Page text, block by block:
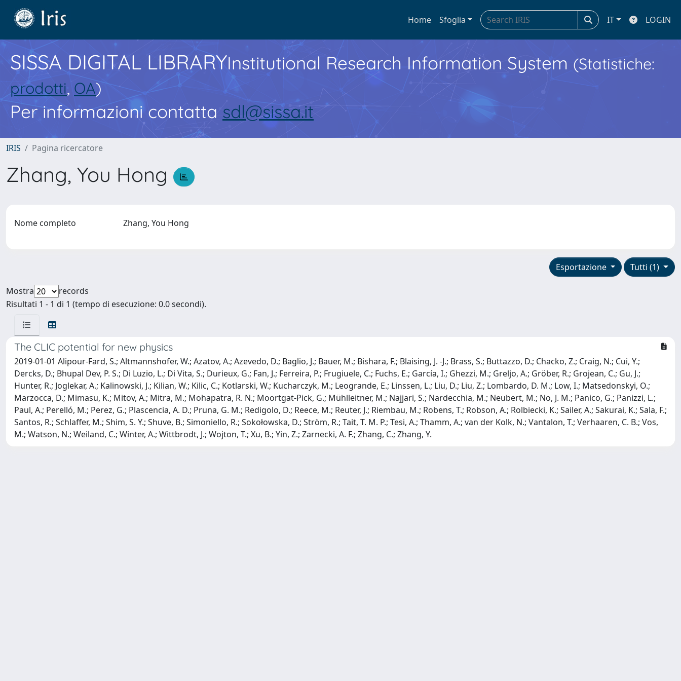
Home Sfoglia IT LOGIN
SISSA DIGITAL LIBRARYInstitutional Research Information System (Statistiche:
prodotti, OA)
Per informazioni contatta sdl@sissa.it
IRIS Pagina ricercatore
Zhang, You Hong
Nome completo Zhang, You Hong
Tutti (1)
Esportazione
Mostra
records
Risultati 1 - 1 di 1 (tempo di esecuzione: 0.0 secondi).
The CLIC potential for new physics
2019-01-01 Alipour-Fard, S.; Altmannshofer, W.; Azatov, A.; Azevedo, D.; Baglio, J.; Bauer, M.; Bishara, F.; Blaising, J. -J.; Brass, S.; Buttazzo, D.; Chacko, Z.; Craig, N.; Cui, Y.;
Dercks, D.; Bhupal Dev, P. S.; Di Luzio, L.; Di Vita, S.; Durieux, G.; Fan, J.; Ferreira, P.; Frugiuele, C.; Fuchs, E.; García, I.; Ghezzi, M.; Greljo, A.; Gröber, R.; Grojean, C.; Gu, J.;
Hunter, R.; Joglekar, A.; Kalinowski, J.; Kilian, W.; Kilic, C.; Kotlarski, W.; Kucharczyk, M.; Leogrande, E.; Linssen, L.; Liu, D.; Liu, Z.; Lombardo, D. M.; Low, I.; Matsedonskyi, O.;
Marzocca, D.; Mimasu, K.; Mitov, A.; Mitra, M.; Mohapatra, R. N.; Moortgat-Pick, G.; Mühlleitner, M.; Najjari, S.; Nardecchia, M.; Neubert, M.; No, J. M.; Panico, G.; Panizzi, L.;
Paul, A.; Perelló, M.; Perez, G.; Plascencia, A. D.; Pruna, G. M.; Redigolo, D.; Reece, M.; Reuter, J.; Riembau, M.; Robens, T.; Robson, A.; Rolbiecki, K.; Sailer, A.; Sakurai, K.; Sala, F.;
Santos, R.; Schlaffer, M.; Shim, S. Y.; Shuve, B.; Simoniello, R.; Sokołowska, D.; Ström, R.; Tait, T. M. P.; Tesi, A.; Thamm, A.; van der Kolk, N.; Vantalon, T.; Verhaaren, C. B.; Vos,
M.; Watson, N.; Weiland, C.; Winter, A.; Wittbrodt, J.; Wojton, T.; Xu, B.; Yin, Z.; Zarnecki, A. F.; Zhang, C.; Zhang, Y.